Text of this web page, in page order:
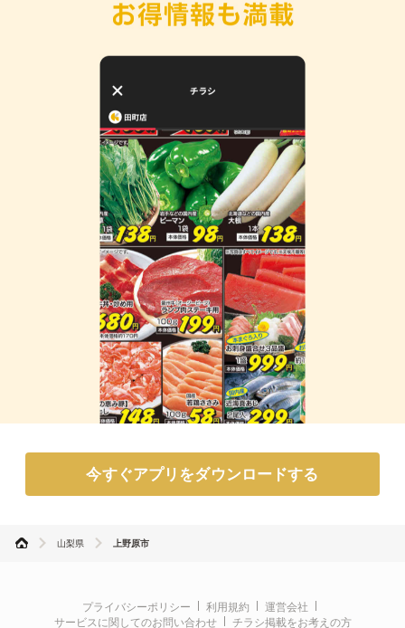
今すぐアプリをダウンロードする
山梨県 上野原市
プライバシーポリシー 利用規約
運営会社
サービスに関してのお問い合わせ
チラシ掲載をお考えの方